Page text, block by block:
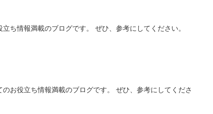
ち情報満載のブログです。 ぜひ、参考にしてください。
お役立ち情報満載のブログです。 ぜひ、参考にしてくださ